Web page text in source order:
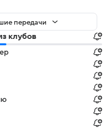
передачи
клубов